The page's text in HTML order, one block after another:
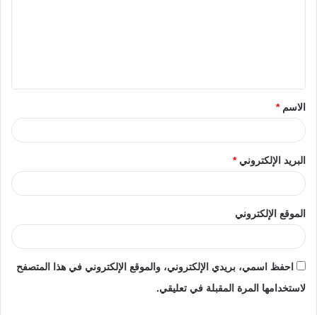
الاسم*
البريد الإلكتروني*
الموقع الإلكتروني
احفظ اسمي، بريدي الإلكتروني، والموقع الإلكتروني في هذا المتصفح
لاستخدامها المرة المقبلة في تعليقي.